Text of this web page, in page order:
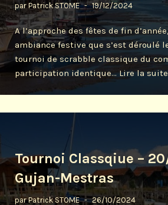
par Patrick STOME 19/12/2024
A l’approche des fêtes de fin
ambiance festive que s’est déroulé
tournoi de scrabble classique du
participation identique…Lire la
Tournoi Classqiue –
Gujan-Mestras
parPatrick STOME 26/10/2024